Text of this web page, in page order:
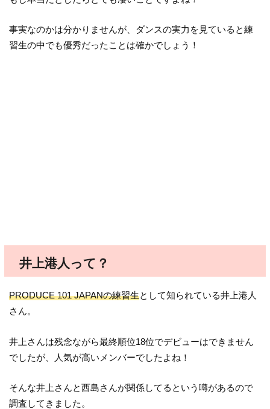
事実なのかは分かりませんが、ダンスの実力を見ていると練
習生の中でも優秀だったことは確かでしょう！
井上港人って？
PRODUCE 101 JAPANの練習生として知られている井上港人
さん。
井上さんは残念ながら最終順位18位でデビューはできません
でしたが、人気が高いメンバーでしたよね！
そんな井上さんと西島さんが関係してるという噂があるので
調査してきました。